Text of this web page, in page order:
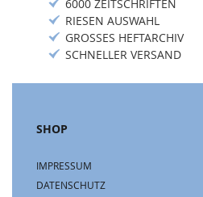
6000 ZEITSCHRIFTEN
RIESEN AUSWAHL
GROSSES HEFTARCHIV
SCHNELLER VERSAND
SHOP
IMPRESSUM
DATENSCHUTZ